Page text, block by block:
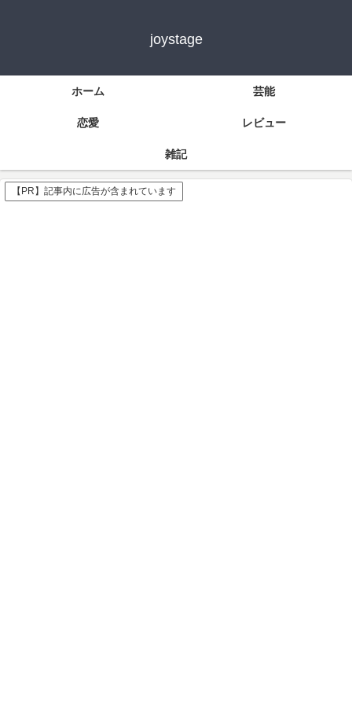
joystage
ホーム 芸能
恋愛 レビュー
雑記
【PR】記事内に広告が含まれています